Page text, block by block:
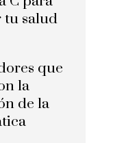
tu salud
que
la
de la